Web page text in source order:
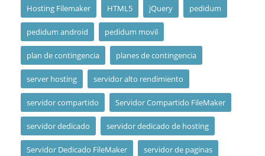
Hosting Filemaker HTML5 jQuery pedidum
pedidum android pedidum movil
plan de contingencia planes de contingencia
server hosting servidor alto rendimiento
servidor compartido Servidor Compartido FileMaker
servidor dedicado servidor dedicado de hosting
Servidor Dedicado FileMaker servidor de paginas